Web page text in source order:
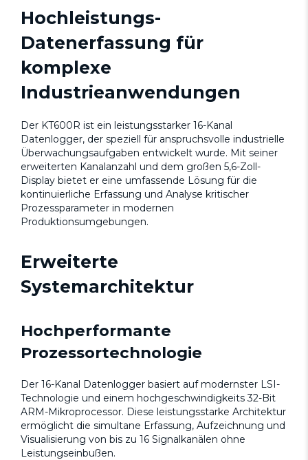
Hochleistungs-
Datenerfassung für
komplexe
Industrieanwendungen
Der KT600R ist ein leistungsstarker 16-Kanal
Datenlogger, der speziell für anspruchsvolle industrielle
Überwachungsaufgaben entwickelt wurde. Mit seiner
erweiterten Kanalanzahl und dem großen 5,6-Zoll-
Display bietet er eine umfassende Lösung für die
kontinuierliche Erfassung und Analyse kritischer
Prozessparameter in modernen
Produktionsumgebungen.
Erweiterte
Systemarchitektur
Hochperformante
Prozessortechnologie
Der 16-Kanal Datenlogger basiert auf modernster LSI-
Technologie und einem hochgeschwindigkeits 32-Bit
ARM-Mikroprocessor. Diese leistungsstarke Architektur
ermöglicht die simultane Erfassung, Aufzeichnung und
Visualisierung von bis zu 16 Signalkanälen ohne
Leistungseinbußen.